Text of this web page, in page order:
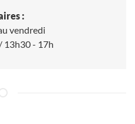
:
vendredi
13h30 - 17h